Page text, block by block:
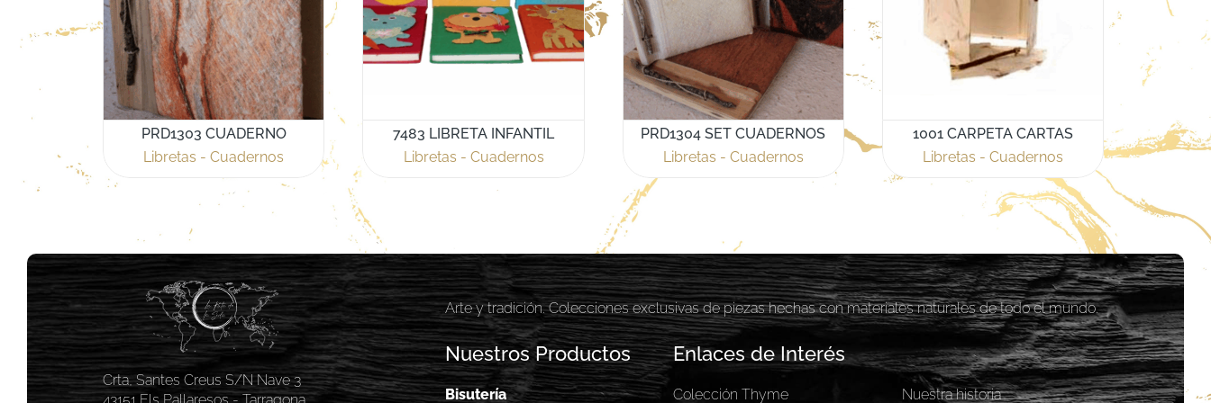
PRD1303 CUADERNO
Libretas - Cuadernos
7483 LIBRETA INFANTIL
Libretas - Cuadernos
PRD1304 SET CUADERNOS
Libretas - Cuadernos
1001 CARPETA CARTAS
Libretas - Cuadernos
Crta, Santes Creus S/N Nave 3
Arte y tradición. Colecciones exclusivas de piezas hechas con materiales naturales de todo el mundo.
Nuestros Productos
Bisutería
Enlaces de Interés
Colección Thyme Nuestra historia